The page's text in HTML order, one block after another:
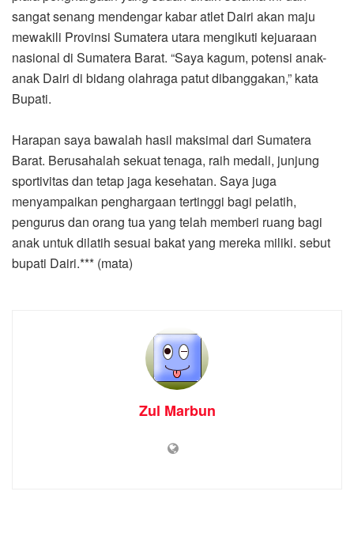
sangat senang mendengar kabar atlet Dairi akan maju
mewakili Provinsi Sumatera utara mengikuti kejuaraan
nasional di Sumatera Barat. “Saya kagum, potensi anak-
anak Dairi di bidang olahraga patut dibanggakan,” kata
Bupati.
Harapan saya bawalah hasil maksimal dari Sumatera
Barat. Berusahalah sekuat tenaga, raih medali, junjung
sportivitas dan tetap jaga kesehatan. Saya juga
menyampaikan penghargaan tertinggi bagi pelatih,
pengurus dan orang tua yang telah memberi ruang bagi
anak untuk dilatih sesuai bakat yang mereka miliki. sebut
bupati Dairi.*** (mata)
Zul Marbun